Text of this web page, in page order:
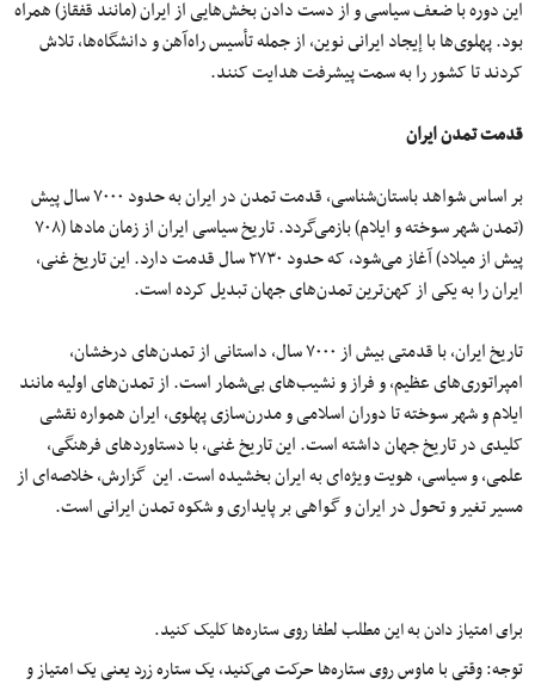
این دوره با ضعف سیاسی و از دست دادن بخش‌هایی از ایران (مانند قفقاز) همراه
بود. پهلوی‌ها با إیجاد ایرانى نوین، از جمله تأسیس راه‌آهن و دانشگاه‌ها، تلاش
کردند تا کشور را به سمت پیشرفت هدایت کنند.
قدمت تمدن ایران
بر اساس شواهد باستان‌شناسی، قدمت تمدن در ایران به حدود ۷۰۰۰ سال پیش
(تمدن شهر سوخته و ایلام) بازمی‌گردد. تاریخ سیاسی ایران از زمان مادها (۷۰۸
پیش از میلاد) آغاز می‌شود، که حدود ۲۷۳۰ سال قدمت دارد. این تاریخ غنی،
ایران را به یکی از کهن‌ترین تمدن‌های جهان تبدیل کرده است.
تاریخ ایران، با قدمتی بیش از ۷۰۰۰ سال، داستانی از تمدن‌های درخشان،
امپراتوری‌های عظیم، و فراز و نشیب‌های بی‌شمار است. از تمدن‌های اولیه مانند
ایلام و شهر سوخته تا دوران اسلامی و مدرن‌سازی پهلوی، ایران همواره نقشی
کلیدی در تاریخ جهان داشته است. این تاریخ غنی، با دستاوردهای فرهنگی،
علمی، و سیاسی، هویت ویژه‌اى به ایران بخشیده است. این گزارش، خلاصه‌‌اى از
مسیر تغیر و تحول در ایران و گواهی بر پایداری و شکوه تمدن ایرانی است.
برای امتیاز دادن به این مطلب لطفا روی ستاره‌ها کلیک کنید.
توجه: وقتی با ماوس روی ستاره‌ها حرکت می‌کنید، یک ستاره زرد یعنی یک امتیاز و